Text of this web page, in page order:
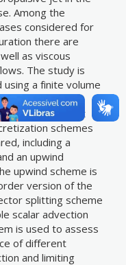
Among the
considered for
there are
as viscous
The study is
a finite volume
formulation on
grids. Different
schemes
including a
an upwind
upwind scheme is
version of the
splitting scheme
scalar advection
is used to assess
of different
and limiting